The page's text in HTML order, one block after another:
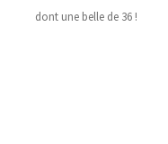
dont une belle de 36 !